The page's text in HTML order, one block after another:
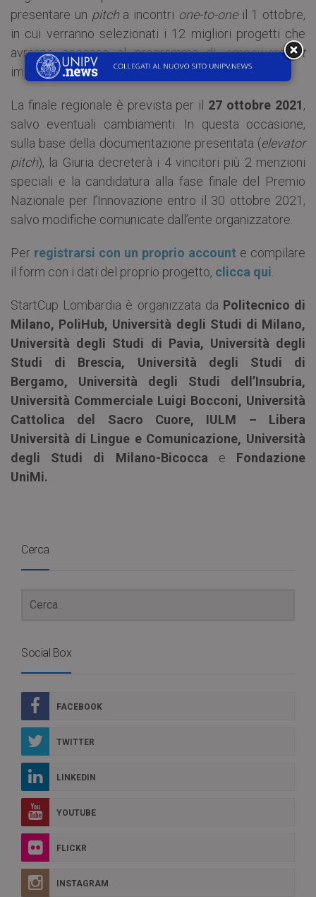
presentare un pitch a incontri one-to-oneil 1 ottobre,
in cui verranno selezionati i 12 migliori progetti che
avranno accesso al programma diempowerment
imprenditoriale ( Acceleration Days, 2- 22 ottobre).
La finale regionale è prevista per il 27 ottobre 2021,
salvo eventuali cambiamenti. In questa occasione,
sulla base della documentazione presentata (elevator
pitch), la Giuria decreterà i 4 vincitori più 2 menzioni
speciali e la candidatura alla fase finale del Premio
Nazionale per l’Innovazione entro il 30 ottobre 2021,
salvo modifiche comunicate dall’ente organizzatore.
Per registrarsi con un proprio account e compilare
il form con i dati del proprio progetto, clicca qui
StartCup Lombardia è organizzata da Politecnico di
Milano, PoliHub, Università degli Studi di Milano,
Università degli Studi di Pavia, Università degli
Studi di Brescia, Università degli Studi di
Bergamo, Università degli Studi dell’Insubria,
Università Commerciale Luigi Bocconi, Università
Cattolica del Sacro Cuore, IULM – Libera
Università di Lingue e Comunicazione, Università
degli Studi di Milano-Bicocca e Fondazione
UniMi.
Cerca
Social Box
FACEBOOK
TWITTER
LINKEDIN
YOUTUBE
FLICKR
INSTAGRAM